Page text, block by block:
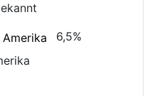
6,5%